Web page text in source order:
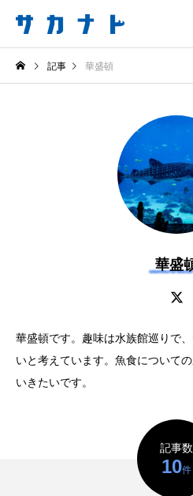
サカナをもっと好きになる
知る 食べる 楽しむ
サカナを知ろう
と美味しい！ “でかい
鰭”が特徴的な魚を実
キーワードから探す
記事 華盛頓
華盛
華盛頓です。趣味は水族館巡りで
いと考えています。魚食について
いきたいです。
記事数
10件